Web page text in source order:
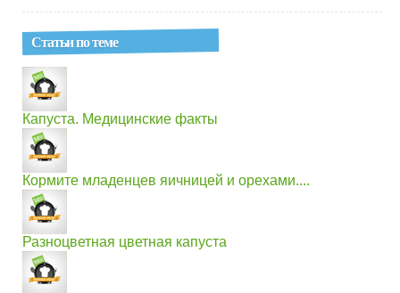
Статьи по теме
Капуста. Медицинские факты
Кормите младенцев яичницей и орехами....
Разноцветная цветная капуста